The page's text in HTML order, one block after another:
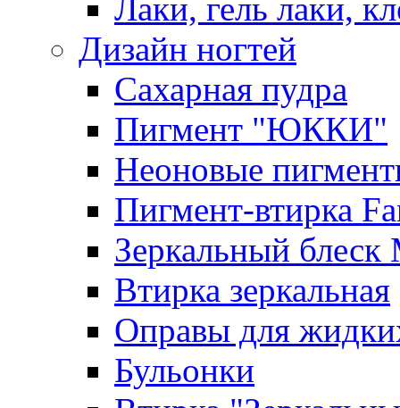
Лаки, гель лаки,
Дизайн ногтей
Сахарная пудра
Пигмент "ЮККИ"
Неоновые
Пигмент-втирка
Зеркальный блеск
Втирка зеркальная
Оправы для
Бульонки